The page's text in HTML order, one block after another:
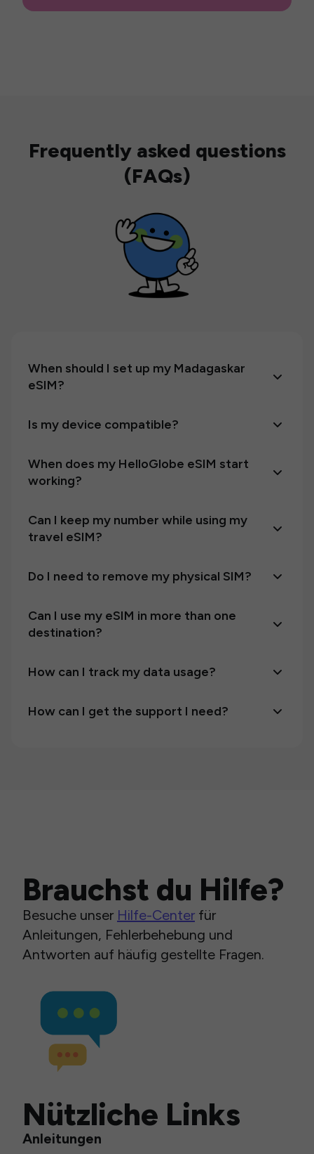
Frequently asked questions
(FAQs)
When should I set up my Madagaskar
eSIM?
Is my device compatible?
When does my HelloGlobe eSIM start
working?
Can I keep my number while using my
travel eSIM?
Do I need to remove my physical SIM?
Can I use my eSIM in more than one
destination?
How can I track my data usage?
How can I get the support I need?
Brauchst du Hilfe?
Besuche unser Hilfe-Center für
Anleitungen, Fehlerbehebung und
Antworten auf häufig gestellte Fragen.
Nützliche Links
Anleitungen